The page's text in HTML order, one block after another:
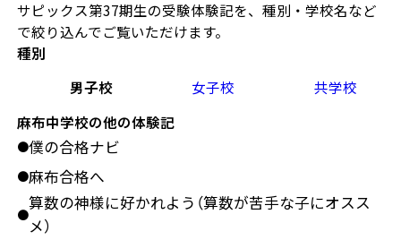
サピックス第37期生の受験体験記を、種別・学校名など
で絞り込んでご覧いただけます。
種別
男子校
女子校
共学校
麻布中学校の他の体験記
●僕の合格ナビ
●麻布合格へ
●
算数の神様に好かれよう（算数が苦手な子にオスス
メ）